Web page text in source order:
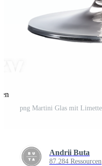
Andrii Buta
87.284 Ressourcen